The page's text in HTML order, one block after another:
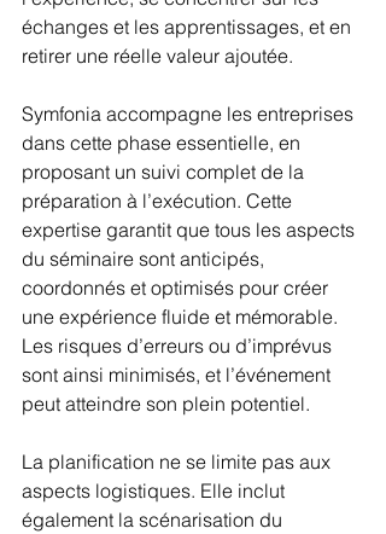
échanges et les apprentissages, et en
retirer une réelle valeur ajoutée.
Symfonia accompagne les entreprises
dans cette phase essentielle, en
proposant un suivi complet de la
préparation à l’exécution. Cette
expertise garantit que tous les aspects
du séminaire sont anticipés,
coordonnés et optimisés pour créer
une expérience fluide et mémorable.
Les risques d’erreurs ou d’imprévus
sont ainsi minimisés, et l’événement
peut atteindre son plein potentiel.
La planification ne se limite pas aux
aspects logistiques. Elle inclut
également la scénarisation du